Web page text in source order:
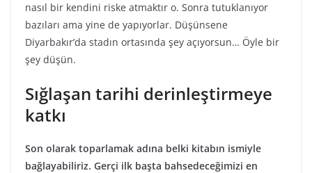
nasıl bir kendini riske atmaktır o. Sonra tutuklanıyor
bazıları ama yine de yapıyorlar. Düşünsene
Diyarbakır’da stadın ortasında şey açıyorsun… Öyle bir
şey düşün.
Sığlaşan tarihi derinleştirmeye
katkı
Son olarak toparlamak adına belki kitabın ismiyle
bağlayabiliriz. Gerçi ilk başta bahsedeceğimizi en